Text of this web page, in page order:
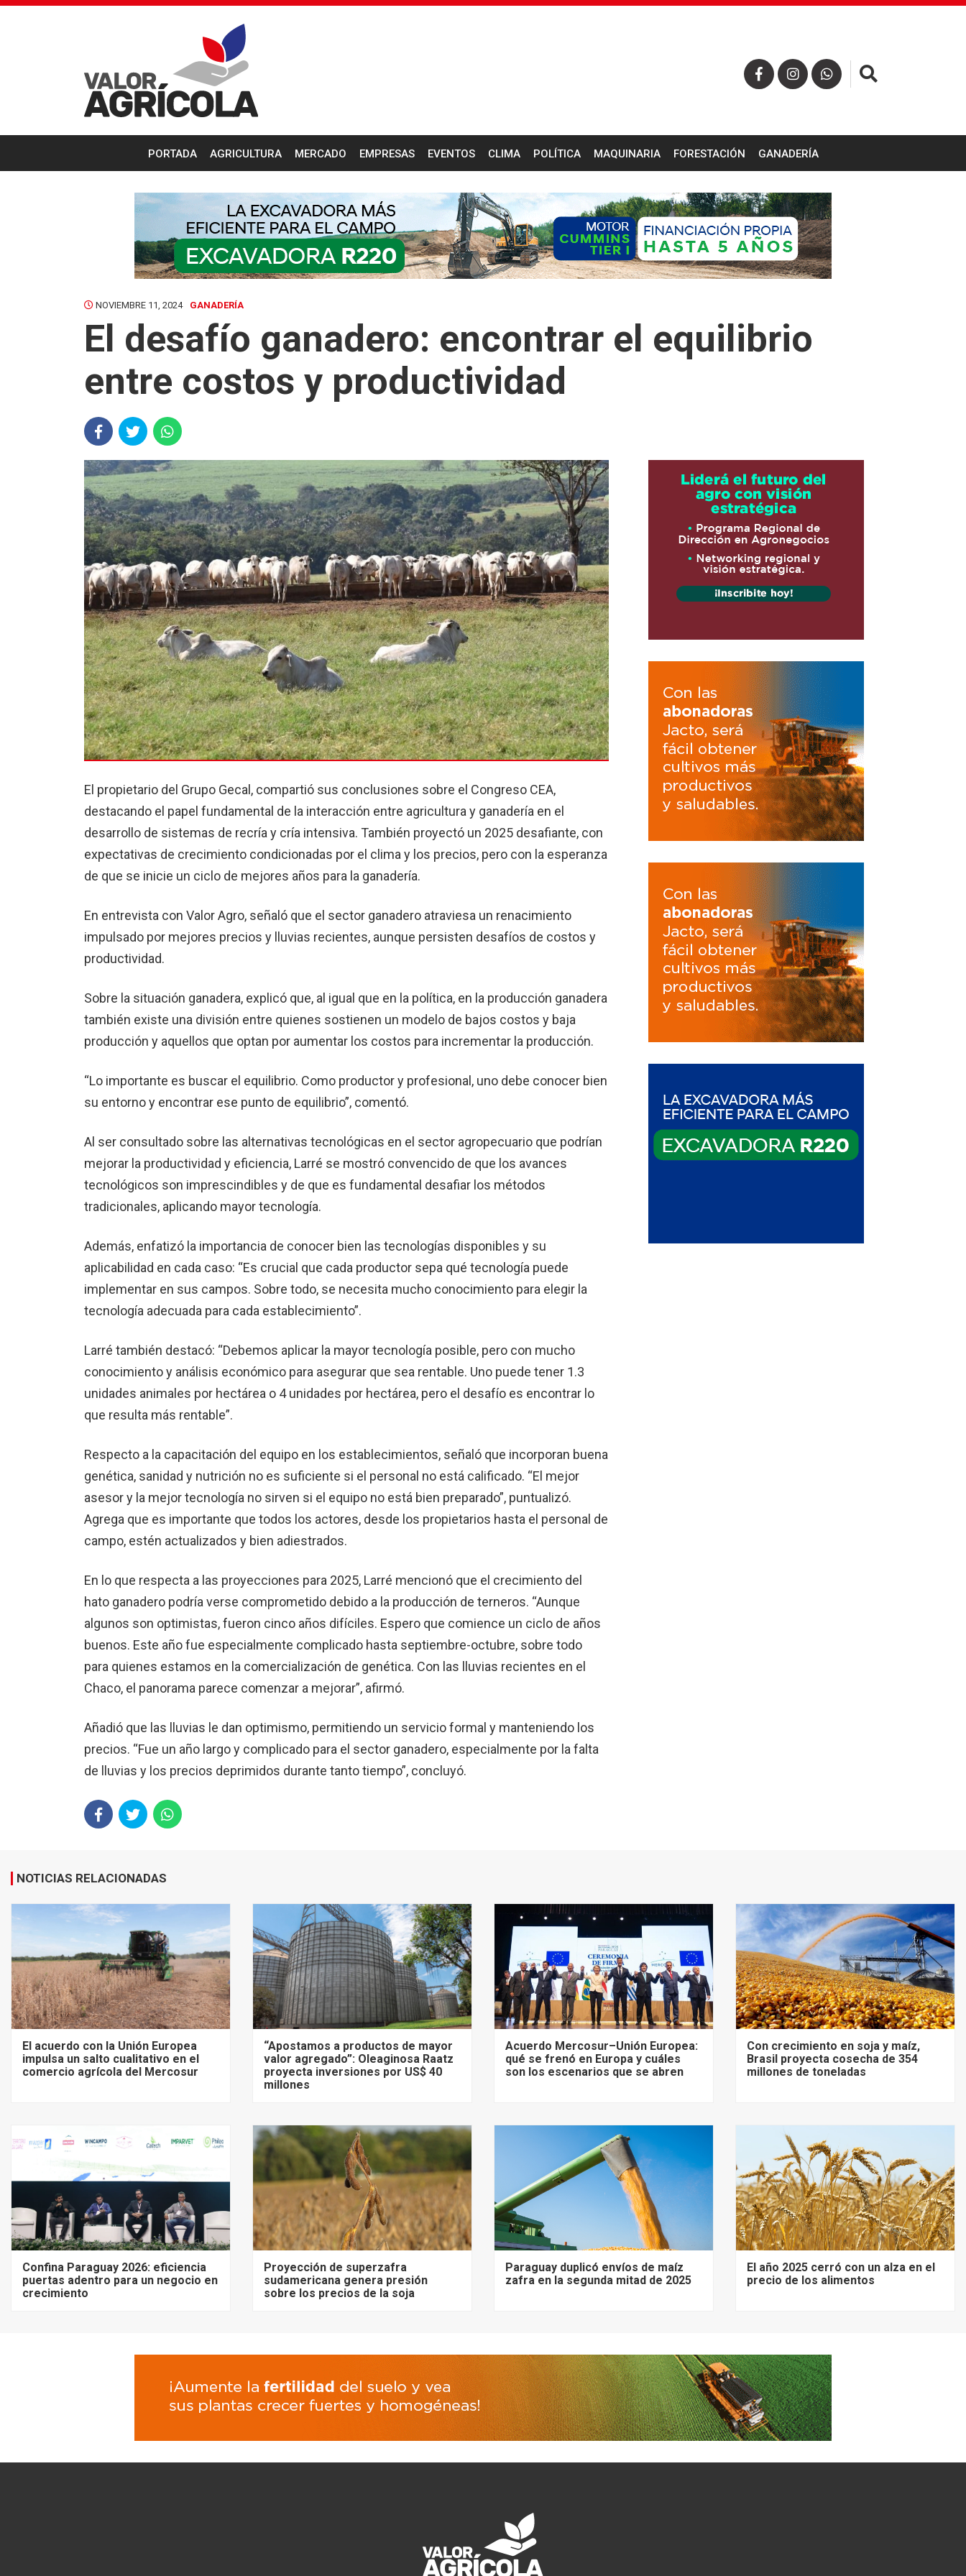
PORTADA AGRICULTURA MERCADO EMPRESAS EVENTOS CLIMA POLÍTICA MAQUINARIA FORESTACIÓN GANADERÍA
NOVIEMBRE 11, 2024 GANADERÍA
El desafío ganadero: encontrar el equilibrio
entre costos y productividad
El propietario del Grupo Gecal, compartió sus conclusiones sobre el Congreso CEA,
destacando el papel fundamental de la interacción entre agricultura y ganadería en el
desarrollo de sistemas de recría y cría intensiva. También proyectó un 2025 desafiante, con
expectativas de crecimiento condicionadas por el clima y los precios, pero con la esperanza
de que se inicie un ciclo de mejores años para la ganadería.
En entrevista con Valor Agro, señaló que el sector ganadero atraviesa un renacimiento
impulsado por mejores precios y lluvias recientes, aunque persisten desafíos de costos y
productividad.
Sobre la situación ganadera, explicó que, al igual que en la política, en la producción ganadera
también existe una división entre quienes sostienen un modelo de bajos costos y baja
producción y aquellos que optan por aumentar los costos para incrementar la producción.
“Lo importante es buscar el equilibrio. Como productor y profesional, uno debe conocer bien
su entorno y encontrar ese punto de equilibrio”, comentó.
Al ser consultado sobre las alternativas tecnológicas en el sector agropecuario que podrían
mejorar la productividad y eficiencia, Larré se mostró convencido de que los avances
tecnológicos son imprescindibles y de que es fundamental desafiar los métodos
tradicionales, aplicando mayor tecnología.
Además, enfatizó la importancia de conocer bien las tecnologías disponibles y su
aplicabilidad en cada caso: “Es crucial que cada productor sepa qué tecnología puede
implementar en sus campos. Sobre todo, se necesita mucho conocimiento para elegir la
tecnología adecuada para cada establecimiento”.
Larré también destacó: “Debemos aplicar la mayor tecnología posible, pero con mucho
conocimiento y análisis económico para asegurar que sea rentable. Uno puede tener 1.3
unidades animales por hectárea o 4 unidades por hectárea, pero el desafío es encontrar lo
que resulta más rentable”.
Respecto a la capacitación del equipo en los establecimientos, señaló que incorporan buena
genética, sanidad y nutrición no es suficiente si el personal no está calificado. “El mejor
asesor y la mejor tecnología no sirven si el equipo no está bien preparado”, puntualizó.
Agrega que es importante que todos los actores, desde los propietarios hasta el personal de
campo, estén actualizados y bien adiestrados.
En lo que respecta a las proyecciones para 2025, Larré mencionó que el crecimiento del
hato ganadero podría verse comprometido debido a la producción de terneros. “Aunque
algunos son optimistas, fueron cinco años difíciles. Espero que comience un ciclo de años
buenos. Este año fue especialmente complicado hasta septiembre-octubre, sobre todo
para quienes estamos en la comercialización de genética. Con las lluvias recientes en el
Chaco, el panorama parece comenzar a mejorar”, afirmó.
Añadió que las lluvias le dan optimismo, permitiendo un servicio formal y manteniendo los
precios. “Fue un año largo y complicado para el sector ganadero, especialmente por la falta
de lluvias y los precios deprimidos durante tanto tiempo”, concluyó.
NOTICIAS RELACIONADAS
El acuerdo con la Unión Europea
impulsa un salto cualitativo en el
comercio agrícola del Mercosur
“Apostamos a productos de mayor
valor agregado”: Oleaginosa Raatz
proyecta inversiones por US$ 40
millones
Acuerdo Mercosur–Unión Europea:
qué se frenó en Europa y cuáles
son los escenarios que se abren
Con crecimiento en soja y maíz,
Brasil proyecta cosecha de 354
millones de toneladas
Confina Paraguay 2026: eficiencia
puertas adentro para un negocio en
crecimiento
Proyección de superzafra
sudamericana genera presión
sobre los precios de la soja
Paraguay duplicó envíos de maíz
zafra en la segunda mitad de 2025
El año 2025 cerró con un alza en el
precio de los alimentos